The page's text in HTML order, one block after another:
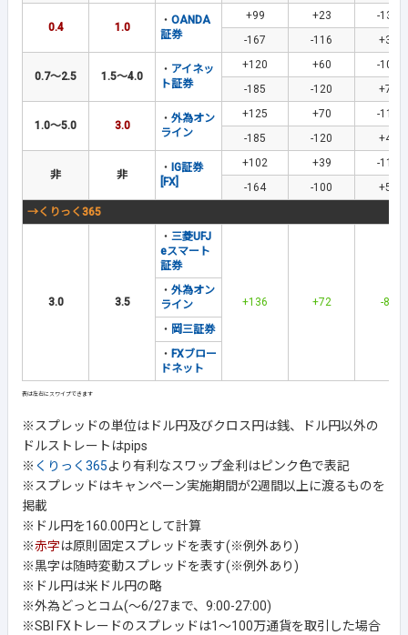
0.4 1.0
・ OANDA
証券
+99 +23
-135
-167
-116 +32
0.7～2.5 1.5～4.0
・ アイネッ
ト証券
+120 +60
-105
-185
-120 +77
1.0～5.0 3.0
・ 外為オン
ライン
+125 +70
-110
-185
-120 +45
非 非
・ IG証券
[FX]
+102 +39
-117
-164
-100
+54
→くりっく365
3.0 3.5
・ 三菱UFJ
eスマート
証券
+136 +72 -88
・ 外為オン
ライン
・ 岡三証券
・ FXブロー
ドネット
※スプレッドの単位はドル円及びクロス円は銭、ドル円以外の
ドルストレートはpips
※ くりっく365より有利なスワップ金利はピンク色で表記
※スプレッドはキャンペーン実施期間が2週間以上に渡るものを
掲載
※ドル円を160.00円として計算
※赤字は原則固定スプレッドを表す(※例外あり)
※黒字は随時変動スプレッドを表す(※例外あり)
※ドル円は米ドル円の略
※外為どっとコム(～6/27まで、9:00-27:00)
※SBI FXトレードのスプレッドは1～100万通貨を取引した場合